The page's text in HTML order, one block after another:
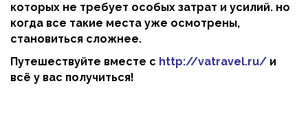
которых не требует особых затрат и усилий. но
когда все такие места уже осмотрены,
становиться сложнее.
Путешествуйте вместе с http://vatravel.ru/ и
всё у вас получиться!